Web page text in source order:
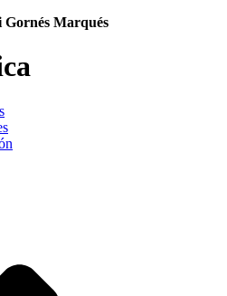
Gornés Marqués